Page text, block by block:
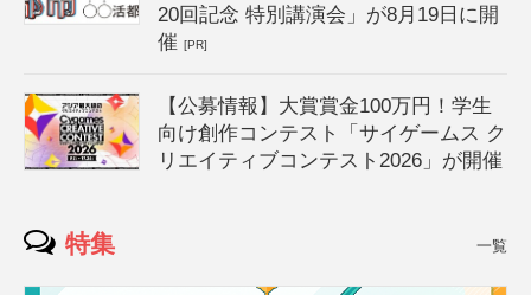
20回記念 特別講演会」が8月19日に開
催[PR]
【公募情報】大賞賞金100万円！学生
向け創作コンテスト「サイゲームス ク
リエイティブコンテスト2026」が開催
特集 一覧